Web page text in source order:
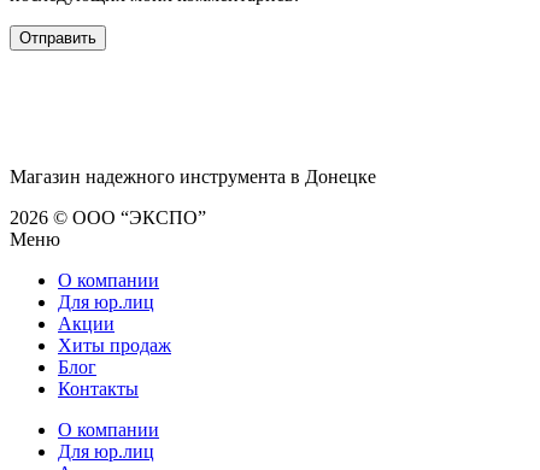
Магазин надежного инструмента в Донецке
2026 © ООО “ЭКСПО”
Меню
О компании
Для юр.лиц
Акции
Хиты продаж
Блог
Контакты
О компании
Для юр.лиц